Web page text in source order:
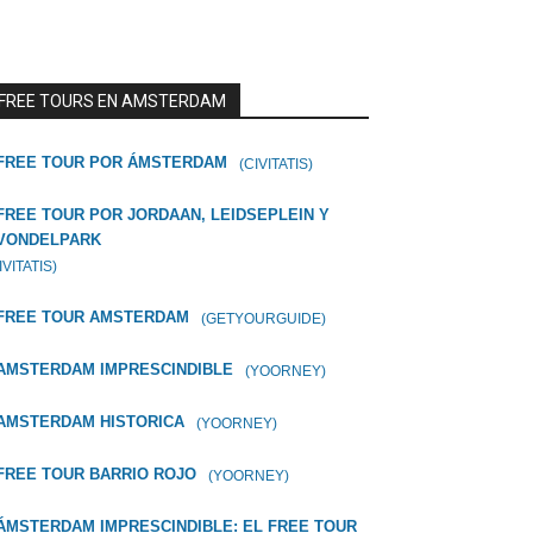
TOURS EN AMSTERDAM
TOUR POR ÁMSTERDAM (CIVITATIS)
TOUR POR JORDAAN, LEIDSEPLEIN Y
TOUR AMSTERDAM (GETYOURGUIDE)
IMPRESCINDIBLE (YOORNEY)
HISTORICA (YOORNEY)
TOUR BARRIO ROJO (YOORNEY)
IMPRESCINDIBLE: EL FREE TOUR